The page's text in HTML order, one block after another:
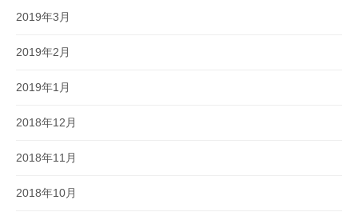
2019年3月
2019年2月
2019年1月
2018年12月
2018年11月
2018年10月